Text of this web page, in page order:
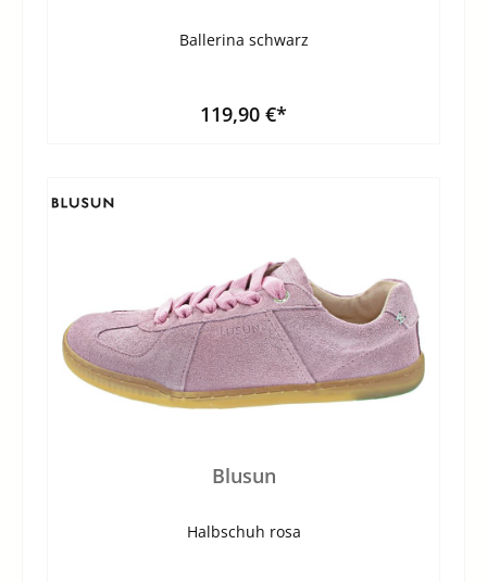
Ballerina schwarz
119,90 €*
Blusun
Halbschuh rosa